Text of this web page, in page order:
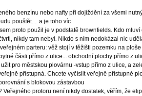
benzínu nebo nafty při dojíždění za všemi
pouštět.... a je toho víc
proto použil je v podstatě brownfields. Kdo mluví
nikdy tam nebyl. Nikdo s ním nedokázal nic
parteru: věž stojí v těžišti pozemku na
části přímo z ulice... obchodní plochy přímo z
pro městskou plovárnu -vstup přímo z ulice, a
přístupná. Chcete vyčíslit veřejně přístupné
s blokovou zástavbou
Veřejného protoru není nikdy dostatek, věřím, že